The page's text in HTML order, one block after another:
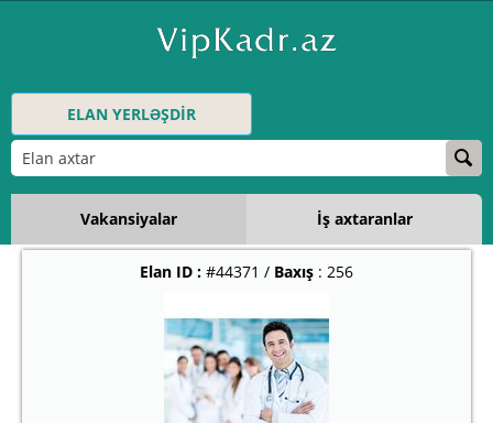
ELAN YERLƏŞDİR
Vakansiyalar İş axtaranlar
Elan ID : #44371 / Baxış : 256